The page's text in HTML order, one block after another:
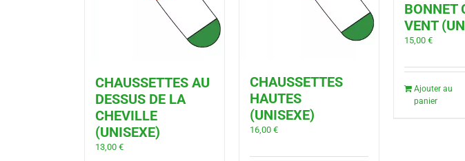
CHAUSSETTES AU
DESSUS DE LA
CHEVILLE
(UNISEXE)
13,00 €
CHAUSSETTES
HAUTES
(UNISEXE)
16,00 €
BONNET
VENT
15,00 €
Ajouter au
panier